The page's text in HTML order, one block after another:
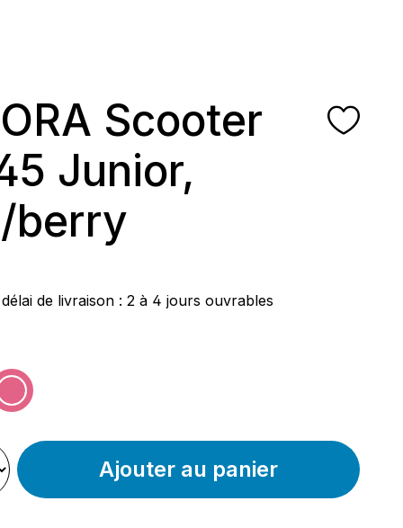
Scooter
Junior,
berry
de livraison : 2 à 4 jours ouvrables
n'est pas disponible pour le moment.)
rose
Ajouter au panier